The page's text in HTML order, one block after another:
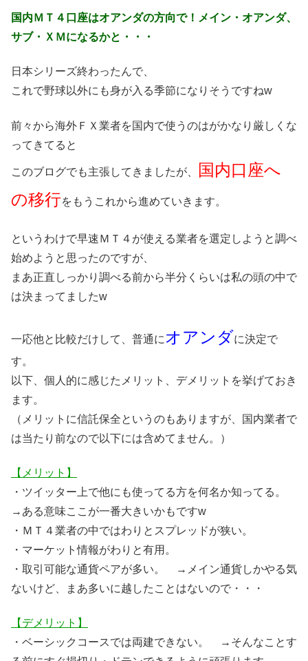
国内ＭＴ４口座はオアンダの方向で！メイン・オアンダ、
サブ・ＸＭになるかと・・・
日本シリーズ終わったんで、
これで野球以外にも身が入る季節になりそうですねw
前々から海外ＦＸ業者を国内で使うのはがかなり厳しくな
ってきてると
このブログでも主張してきましたが、
国内口座へ
の移行をもうこれから進めていきます。
というわけで早速ＭＴ４が使える業者を選定しようと調べ
始めようと思ったのですが、
まあ正直しっかり調べる前から半分くらいは私の頭の中で
は決まってましたw
一応他と比較だけして、普通にオアンダに決定で
す。
以下、個人的に感じたメリット、デメリットを挙げておき
ます。
（メリットに信託保全というのもありますが、国内業者で
は当たり前なので以下には含めてません。）
【メリット】
・ツイッター上で他にも使ってる方を何名か知ってる。
→ある意味ここが一番大きいかもですw
・ＭＴ４業者の中ではわりとスプレッドが狭い。
・マーケット情報がわりと有用。
・取引可能な通貨ペアが多い。 →メイン通貨しかやる気
ないけど、まあ多いに越したことはないので・・・
【デメリット】
・ベーシックコースでは両建できない。 →そんなことす